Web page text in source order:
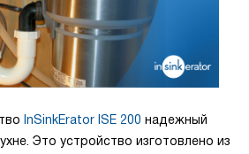
InSinkErator ISE 200 надежный
Это устройство изготовлено из